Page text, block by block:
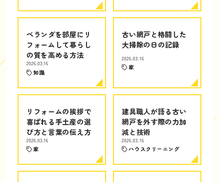
ベランダを部屋にリ
フォームして暮らし
の質を高める方法
2026.03.16
知識
古い網戸と格闘した
大掃除の日の記録
2026.03.16
家
リフォームの挨拶で
喜ばれる手土産の選
び方と言葉の伝え方
2026.03.16
家
建具職人が語る古い
網戸を外す際の力加
減と技術
2026.03.16
ハウスクリーニング